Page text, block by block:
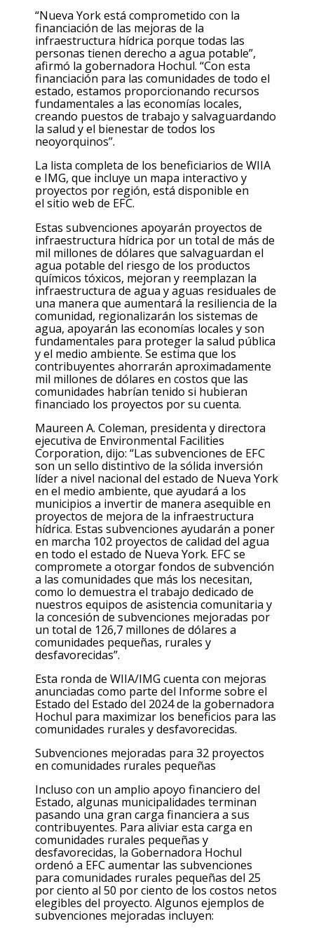
“Nueva York está comprometido con la
financiación de las mejoras de la
infraestructura hídrica porque todas las
personas tienen derecho a agua potable”,
afirmó la gobernadora Hochul. “Con esta
financiación para las comunidades de todo el
estado, estamos proporcionando recursos
fundamentales a las economías locales,
creando puestos de trabajo y salvaguardando
la salud y el bienestar de todos los
neoyorquinos”.
La lista completa de los beneficiarios de WIIA
e IMG, que incluye un mapa interactivo y
proyectos por región, está disponible en
elsitio web de EFC.
Estas subvenciones apoyarán proyectos de
infraestructura hídrica por un total de más de
mil millones de dólares que salvaguardan el
agua potable del riesgo de los productos
químicos tóxicos, mejoran y reemplazan la
infraestructura de agua y aguas residuales de
una manera que aumentará la resiliencia de la
comunidad, regionalizarán los sistemas de
agua, apoyarán las economías locales y son
fundamentales para proteger la salud pública
y el medio ambiente. Se estima que los
contribuyentes ahorrarán aproximadamente
mil millones de dólares en costos que las
comunidades habrían tenido si hubieran
financiado los proyectos por su cuenta.
Maureen A. Coleman, presidenta y directora
ejecutiva de Environmental Facilities
Corporation, dijo: “Las subvenciones de EFC
son un sello distintivo de la sólida inversión
líder a nivel nacional del estado de Nueva York
en el medio ambiente, que ayudará a los
municipios a invertir de manera asequible en
proyectos de mejora de la infraestructura
hídrica. Estas subvenciones ayudarán a poner
en marcha 102 proyectos de calidad delagua
en todo el estado de Nueva York. EFC se
compromete a otorgar fondos de subvención
a las comunidades que más los necesitan,
como lo demuestra el trabajo dedicado de
nuestros equipos de asistencia comunitaria y
la concesión de subvenciones mejoradas por
un total de 126,7 millones de dólares a
comunidades pequeñas, rurales y
desfavorecidas”.
Esta ronda de WIIA/IMG cuenta con mejoras
anunciadas como parte del Informe sobre el
Estado del Estado del 2024 de la gobernadora
Hochul para maximizar los beneficios para las
comunidades rurales y desfavorecidas.
Subvenciones mejoradas para 32 proyectos
en comunidades rurales pequeñas
Incluso con un amplio apoyo financiero del
Estado, algunas municipalidades terminan
pasando una gran carga financiera a sus
contribuyentes. Para aliviar esta carga en
comunidades rurales pequeñas y
desfavorecidas, la Gobernadora Hochul
ordenó a EFC aumentar las subvenciones
para comunidades rurales pequeñas del 25
por ciento al 50 por ciento de los costos netos
elegibles del proyecto. Algunos ejemplos de
subvenciones mejoradas incluyen: